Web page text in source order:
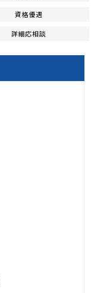
資格優遇
詳細応相談